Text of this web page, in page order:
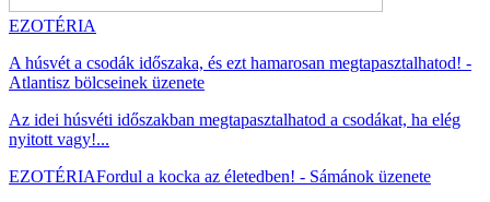
EZOTÉRIA
A húsvét a csodák időszaka, és ezt hamarosan megtapasztalhatod! -
Atlantisz bölcseinek üzenete
Az idei húsvéti időszakban megtapasztalhatod a csodákat, ha elég
nyitott vagy!...
EZOTÉRIAFordul a kocka az életedben! - Sámánok üzenete